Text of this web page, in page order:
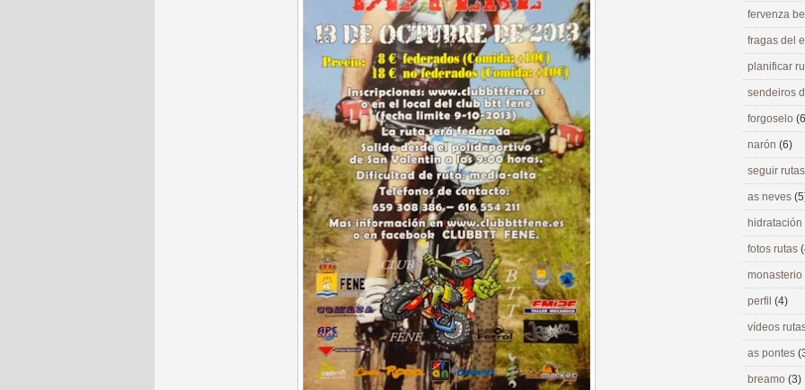
fervenza
fragas del
planificar
sendeiros
forgoselo
narón (6)
seguir
as neves
hidratación
fotos rutas
perfil (4)
vídeos
as pontes
breamo (3)